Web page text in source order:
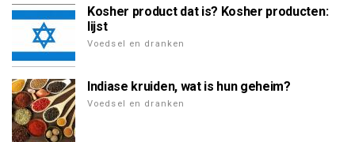
Kosher product dat is? Kosher producten:
lijst
Voedsel en dranken
Indiase kruiden, wat is hun geheim?
Voedsel en dranken